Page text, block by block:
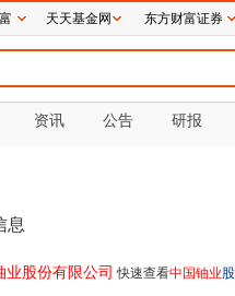
资讯 公告 研报
息
业股份有限公司 快速查看中国铀业
天天基金网 东方财富证券